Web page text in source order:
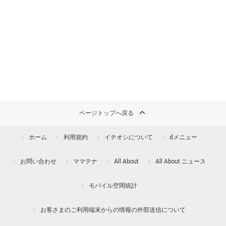
ページトップへ戻る
ホーム 利用規約 イチオシについて dメニュー
お問い合わせ ママテナ All About All About ニュース
モバイル空間統計
お客さまのご利用端末からの情報の外部送信について